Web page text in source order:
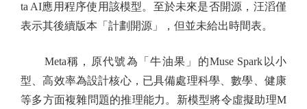
ta AI應用程序使用該模型。至於未來是否開源，汪滔僅
表示其後續版本「計劃開源」，但並未給出時間表。
Meta稱，原代號為「牛油果」的Muse Spark以小
型、高效率為設計核心，已具備處理科學、數學、健康
等多方面複雜問題的推理能力。新模型將令虛擬助理M